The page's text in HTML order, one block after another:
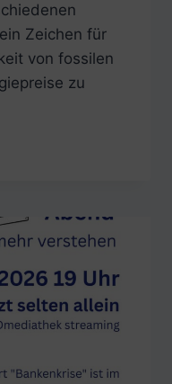
Zeichen für
von fossilen
zu